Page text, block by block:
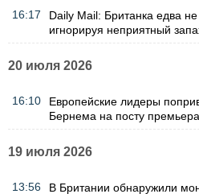
16:17
Daily Mail: Британка едва не
игнорируя неприятный
20 июля 2026
16:10
Европейские лидеры
Бернема на посту
19 июля 2026
13:56
В Британии обнаружили